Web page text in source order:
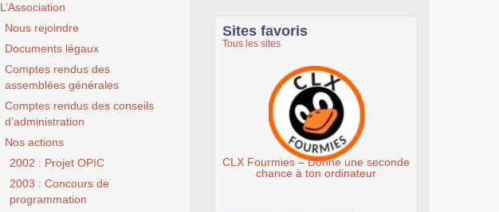
L’Association
Nous rejoindre
Documents légaux
Comptes rendus des
assemblées générales
Comptes rendus des conseils
d’administration
Nos actions
2002 : Projet OPIC
2003 : Concours de
programmation
Sites favoris
Tous les sites
CLX Fourmies – Donne une seconde
chance à ton ordinateur
Association Éthiciel